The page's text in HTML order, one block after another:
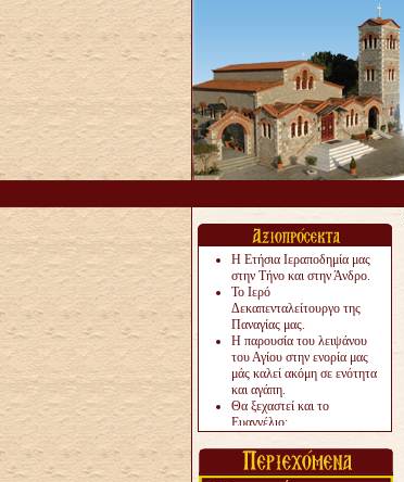
Η Ετήσια Ιεραποδημία μας
στην Τήνο και στην Άνδρο.
Το Ιερό
Δεκαπενταλείτουργο της
Παναγίας μας.
Η παρουσία του λειψάνου
του Αγίου στην ενορία μας
μάς καλεί ακόμη σε ενότητα
και αγάπη.
Θα ξεχαστεί και το
Ευαγγέλιο;
«πολύ αργά».
Ζητείται....